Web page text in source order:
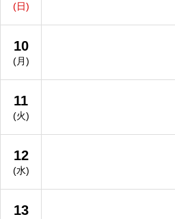
(日)
10
(月)
11
(火)
12
(水)
13